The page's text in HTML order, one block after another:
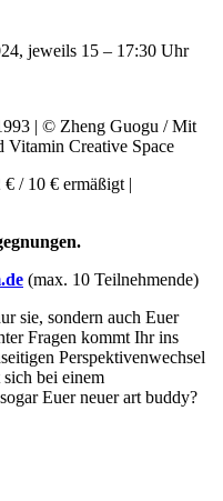
jeweils 15 – 17:30 Uhr
| © Zheng Guogu / Mit
Vitamin Creative Space
/ 10 € ermäßigt |
(max. 10 Teilnehmende)
sie, sondern auch Euer
Fragen kommt Ihr ins
Perspektivenwechsel
bei einem
Euer neuer art buddy?